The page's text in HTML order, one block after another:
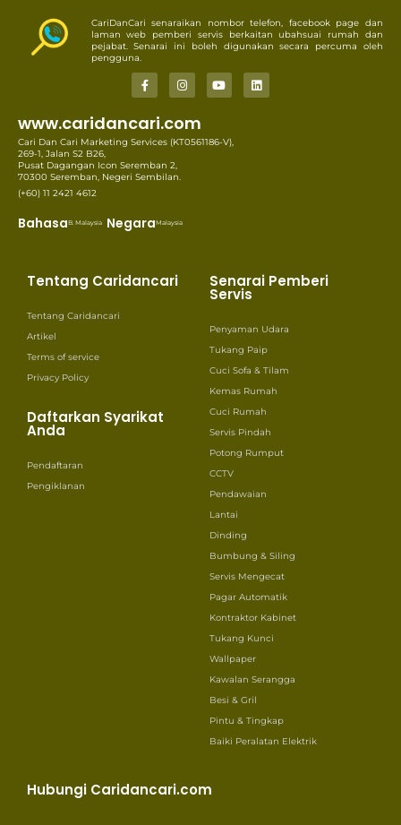
CariDanCari senaraikan nombor telefon, facebook page dan
laman web pemberi servis berkaitan ubahsuai rumah dan
pejabat. Senarai ini boleh digunakan secara percuma oleh
pengguna.
www.caridancari.com
Cari Dan Cari Marketing Services (KT0561186-V),
269-1, Jalan S2 B26,
Pusat Dagangan Icon Seremban 2,
70300 Seremban, Negeri Sembilan.
(+60) 11 2421 4612
BahasaB. Malaysia NegaraMalaysia
Tentang Caridancari
Tentang Caridancari
Artikel
Terms of service
Privacy Policy
Daftarkan Syarikat
Anda
Pendaftaran
Pengiklanan
Senarai Pemberi
Servis
Penyaman Udara
Tukang Paip
Cuci Sofa & Tilam
Kemas Rumah
Cuci Rumah
Servis Pindah
Potong Rumput
CCTV
Pendawaian
Lantai
Dinding
Bumbung & Siling
Servis Mengecat
Pagar Automatik
Kontraktor Kabinet
Tukang Kunci
Wallpaper
Kawalan Serangga
Besi & Gril
Pintu & Tingkap
Baiki Peralatan Elektrik
Hubungi Caridancari.com